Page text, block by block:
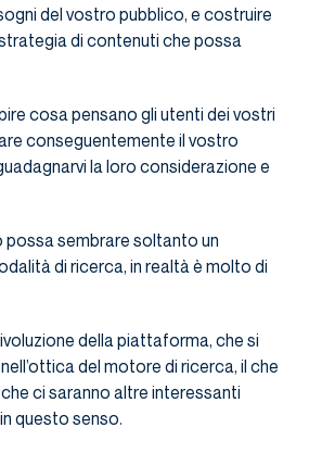
del vostro pubblico, e costruire
di contenuti che possa
cosa pensano gli utenti dei vostri
conseguentemente il vostro
la loro considerazione e
possa sembrare soltanto un
di ricerca, in realtà è molto di
della piattaforma, che si
del motore di ricerca, il che
ci saranno altre interessanti
questo senso.